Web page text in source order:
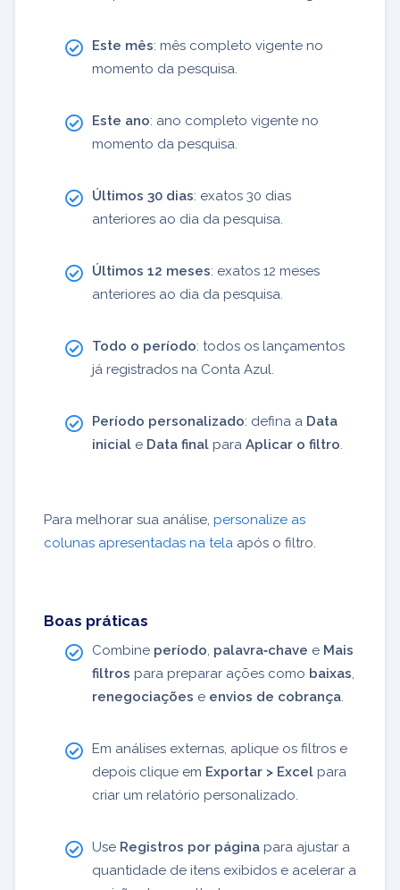
Este mês: mês completo vigente no
momento da pesquisa.
Este ano: ano completo vigente no
momento da pesquisa.
Últimos 30 dias: exatos 30 dias
anteriores ao dia da pesquisa.
Últimos 12 meses: exatos 12 meses
anteriores ao dia da pesquisa.
Todo o período: todos os lançamentos
já registrados na Conta Azul.
Período personalizado: defina a Data
inicial e Data final para Aplicar o filtro.
Para melhorar sua análise, personalize as
colunas apresentadas na tela após o filtro.
Boas práticas
Combine período, palavra‑chave e Mais
filtros para preparar ações como baixas,
renegociações e envios de cobrança.
Em análises externas, aplique os filtros e
depois clique em Exportar > Excel para
criar um relatório personalizado.
Use Registros por página para ajustar a
quantidade de itens exibidos e acelerar a